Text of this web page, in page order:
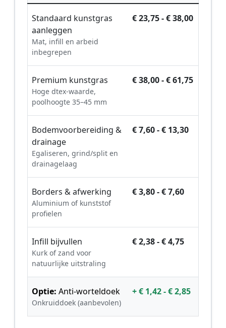
Standaard kunstgras
aanleggen
Mat, infill en arbeid
inbegrepen
€ 23,75 - € 38,00
Premium kunstgras
Hoge dtex-waarde,
poolhoogte 35–45 mm
€ 38,00 - € 61,75
Bodemvoorbereiding &
drainage
Egaliseren, grind/split en
drainagelaag
€ 7,60 - € 13,30
Borders & afwerking
Aluminium of kunststof
profielen
€ 3,80 - € 7,60
Infill bijvullen
Kurk of zand voor
natuurlijke uitstraling
€ 2,38 - € 4,75
Optie: Anti-worteldoek
Onkruiddoek (aanbevolen)
+ € 1,42 - € 2,85